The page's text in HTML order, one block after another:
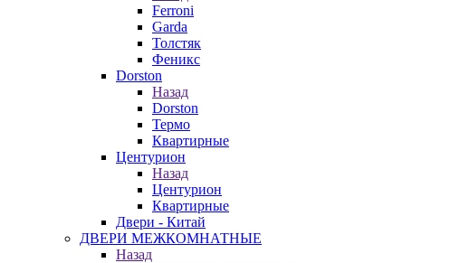
Ferroni
Garda
Толстяк
Феникс
Dorston
Назад
Dorston
Термо
Квартирные
Центурион
Назад
Центурион
Квартирные
Двери - Китай
ДВЕРИ МЕЖКОМНАТНЫЕ
Назад